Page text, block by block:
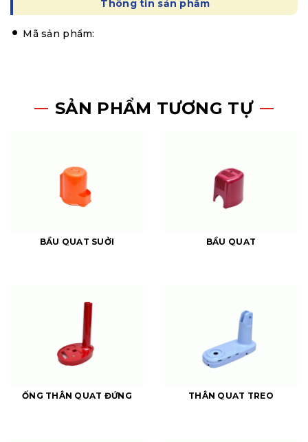
Thông tin sản phẩm
Mã sản phẩm:
SẢN PHẨM TƯƠNG TỰ
BẦU QUẠT SUỞI BẦU QUẠT
ỐNG THÂN QUẠT ĐỨNG THÂN QUẠT TREO